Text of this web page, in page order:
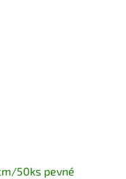
50ks pevné